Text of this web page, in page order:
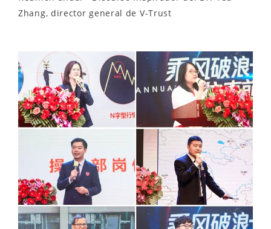
Zhang, director general de V-Trust